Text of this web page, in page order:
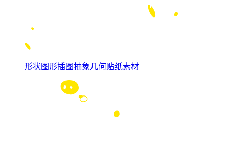
形状图形插图抽象几何贴纸素材